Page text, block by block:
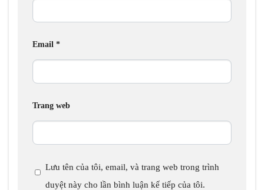
Email *
Trang web
Lưu tên của tôi, email, và trang web trong trình
duyệt này cho lần bình luận kế tiếp của tôi.